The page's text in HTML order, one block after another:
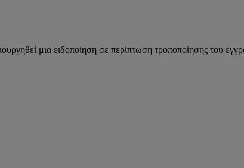
μια ειδοποίηση σε περίπτωση τροποποίησης του